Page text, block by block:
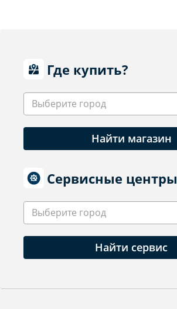
Где купить?
Выберите город
Найти магазин
Сервисные центры
Выберите город
Найти сервис